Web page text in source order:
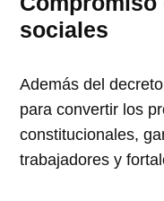
sociales
Además del
para convertir los
constitucionales,
trabajadores y